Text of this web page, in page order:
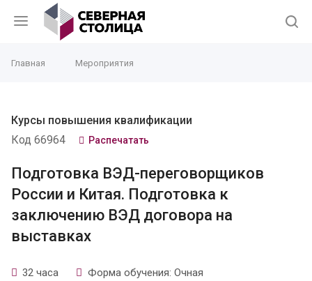
Главная Мероприятия
Курсы повышения квалификации
Код 66964
Распечатать
Подготовка ВЭД-переговорщиков
России и Китая. Подготовка к
заключению ВЭД договора на
выставках
32 часа Форма обучения: Очная